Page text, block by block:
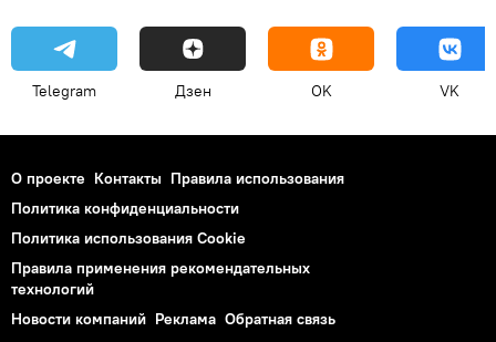
Telegram Дзен OK VK
О проекте Контакты Правила использования
Политика конфиденциальности
Политика использования Cookie
Правила применения рекомендательных
технологий
Новости компаний Реклама Обратная связь